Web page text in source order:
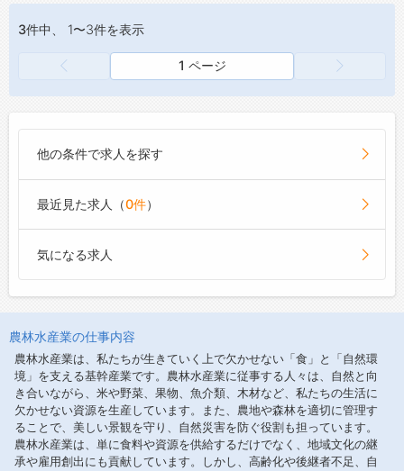
3件中、 1〜3件を表示
1 ページ
他の条件で求人を探す
最近見た求人（0件）
気になる求人
農林水産業の仕事内容
農林水産業は、私たちが生きていく上で欠かせない「食」と「自然環
境」を支える基幹産業です。農林水産業に従事する人々は、自然と向
き合いながら、米や野菜、果物、魚介類、木材など、私たちの生活に
欠かせない資源を生産しています。また、農地や森林を適切に管理す
ることで、美しい景観を守り、自然災害を防ぐ役割も担っています。
農林水産業は、単に食料や資源を供給するだけでなく、地域文化の継
承や雇用創出にも貢献しています。しかし、高齢化や後継者不足、自